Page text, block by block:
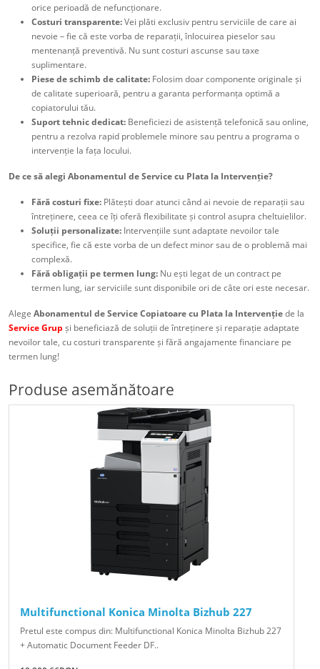
orice perioadă de nefuncționare.
Costuri transparente:Vei plăti exclusiv pentru serviciile de care ai
nevoie – fie că este vorba de reparații, înlocuirea pieselor sau
mentenanță preventivă. Nu sunt costuri ascunse sau taxe
suplimentare.
Piese de schimb de calitate: Folosim doar componente originale și
de calitate superioară, pentru a garanta performanța optimă a
copiatorului tău.
Suport tehnic dedicat: Beneficiezi de asistență telefonică sau online,
pentru a rezolva rapid problemele minore sau pentru a programa o
intervenție la fața locului.
De ce să alegi Abonamentul de Service cu Plata la Intervenție?
Fără costuri fixe: Plătești doar atunci când ai nevoie de reparații sau
întreținere, ceea ce îți oferă flexibilitate și control asupra cheltuielilor.
Soluții personalizate: Intervențiile sunt adaptate nevoilor tale
specifice, fie că este vorba de un defect minor sau de o problemă mai
complexă.
Fără obligații pe termen lung: Nu ești legat de un contract pe
termen lung, iar serviciile sunt disponibile ori de câte ori este necesar.
Alege Abonamentul de Service Copiatoare cu Plata la Intervențiede la
Service Grup și beneficiază de soluții de întreținere și reparație adaptate
nevoilor tale, cu costuri transparente și fără angajamente financiare pe
termen lung!
Produse asemănătoare
Multifunctional Konica Minolta Bizhub 227
Pretul este compus din: Multifunctional Konica Minolta Bizhub 227
+ Automatic Document Feeder DF..